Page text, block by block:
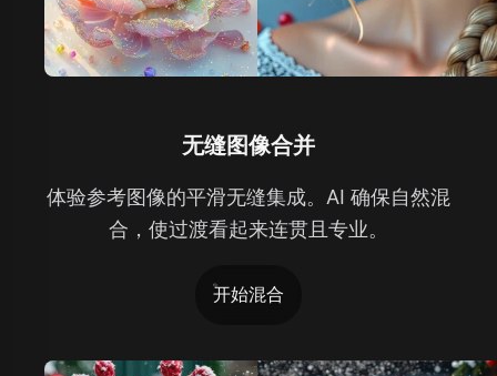
无缝图像合并
体验参考图像的平滑无缝集成。AI 确保自然混
合，使过渡看起来连贯且专业。
开始混合